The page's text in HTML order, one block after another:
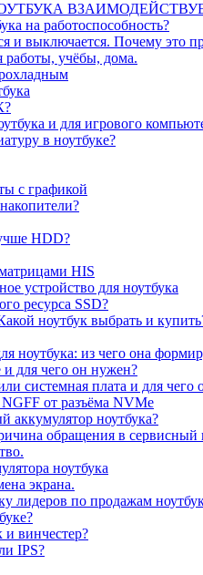
на работоспособность?
и выключается. Почему это
работы, учёбы, дома.
и для игрового
в ноутбуке?
с графикой
HDD?
HIS
устройство для ноутбука
ресурса SSD?
ноутбук выбрать и
ноутбука: из чего она
и для чего он нужен?
системная плата и для чего
от разъёма NVMe
аккумулятор ноутбука?
обращения в сервисный
ноутбука
экрана.
лидеров по продажам
винчестер?
IPS?